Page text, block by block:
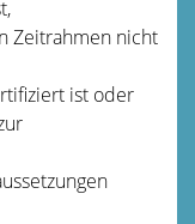
Zeitrahmen nicht
ist oder